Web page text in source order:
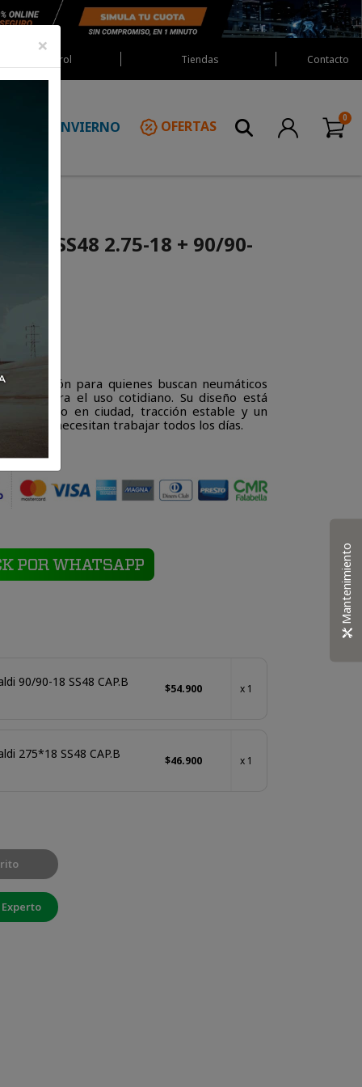
Red Castrol Tiendas Contacto
INVIERNO OFERTAS
SS48 2.75-18 + 90/90-
opción para quienes buscan neumáticos
para el uso cotidiano. Su diseño está
en ciudad, tracción estable y un
que necesitan trabajar todos los días.
90/90-18 SS48 CAP.B $54.900 x 1
275*18 SS48 CAP.B $46.900 x 1
×
Mantenimiento